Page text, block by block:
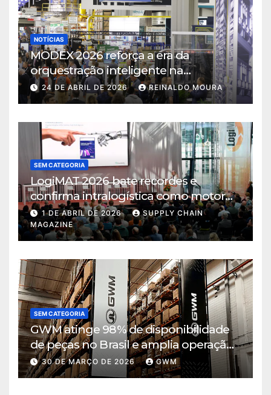
NOTÍCIAS
MODEX 2026 reforça a era da
orquestração inteligente na
intralogística
24 DE ABRIL DE 2026 REINALDO MOURA
SEM CATEGORIA
LogiMAT 2026 bate recordes e
confirma intralogística como motor
de decisão em tempos de incerteza
1 DE ABRIL DE 2026
SUPPLY CHAIN
MAGAZINE
SEM CATEGORIA
GWM atinge 98% de disponibilidade
de peças no Brasil e amplia operação
logística em Cajamar
30 DE MARÇO DE 2026 GWM